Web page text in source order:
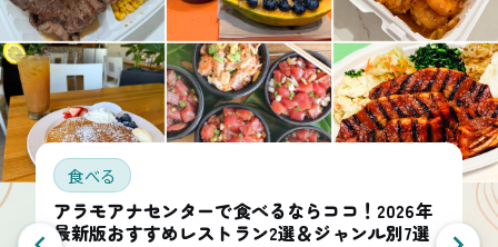
食べる
アラモアナセンターで食べるならココ！2026年
最新版おすすめレストラン2選＆ジャンル別7選